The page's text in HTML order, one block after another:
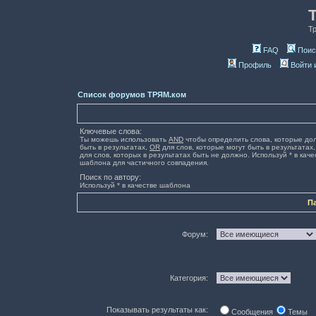
FAQ
Профиль
Войти
Список форумов ТРЯМ.ком
Ключевые слова:
Ты можешь использовать AND чтобы определить слова, которые
быть в результатах, OR для слов, которые могут быть в
для слов, которых в результатах быть не должно. Используй * в
шаблона для частичного совпадения.
Поиск по автору:
Используй * в качестве шаблона
Форум:
Категория:
Показывать результаты как: Сообщения Темы